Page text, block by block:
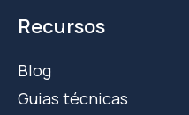
Recursos
Blog
Guias técnicas